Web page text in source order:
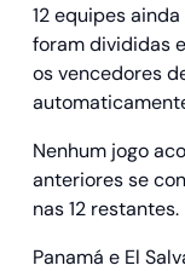
12 equipes
foram divididas
os vencedores
Nenhum jogo
anteriores se
nas 12 restantes.
Panamá e El